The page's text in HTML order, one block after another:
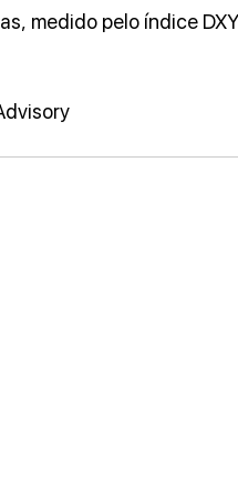
medido pelo índice